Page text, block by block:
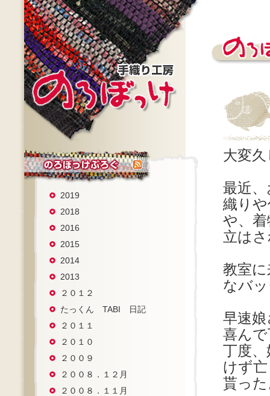
2019
2018
2016
2015
2014
2013
２０１２
たっくん TABI 日記
２０１１
２０１０
２００９
２００８．１２月
２００８．１１月
大変
最近
織り
や、
立は
教室
なバ
早速
喜ん
丁度
けず
貰っ